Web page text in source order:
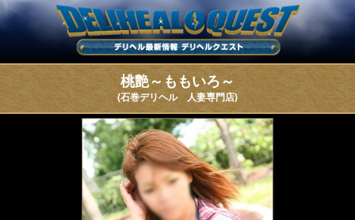
桃艶～ももいろ～
(石巻デリヘル 人妻専門店)